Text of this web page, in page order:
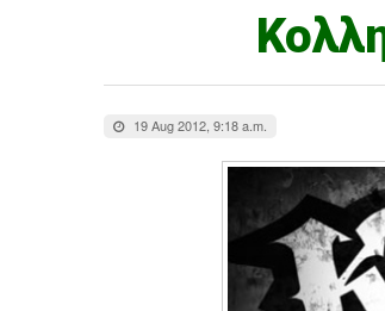
19 Aug 2012, 9:18 a.m.